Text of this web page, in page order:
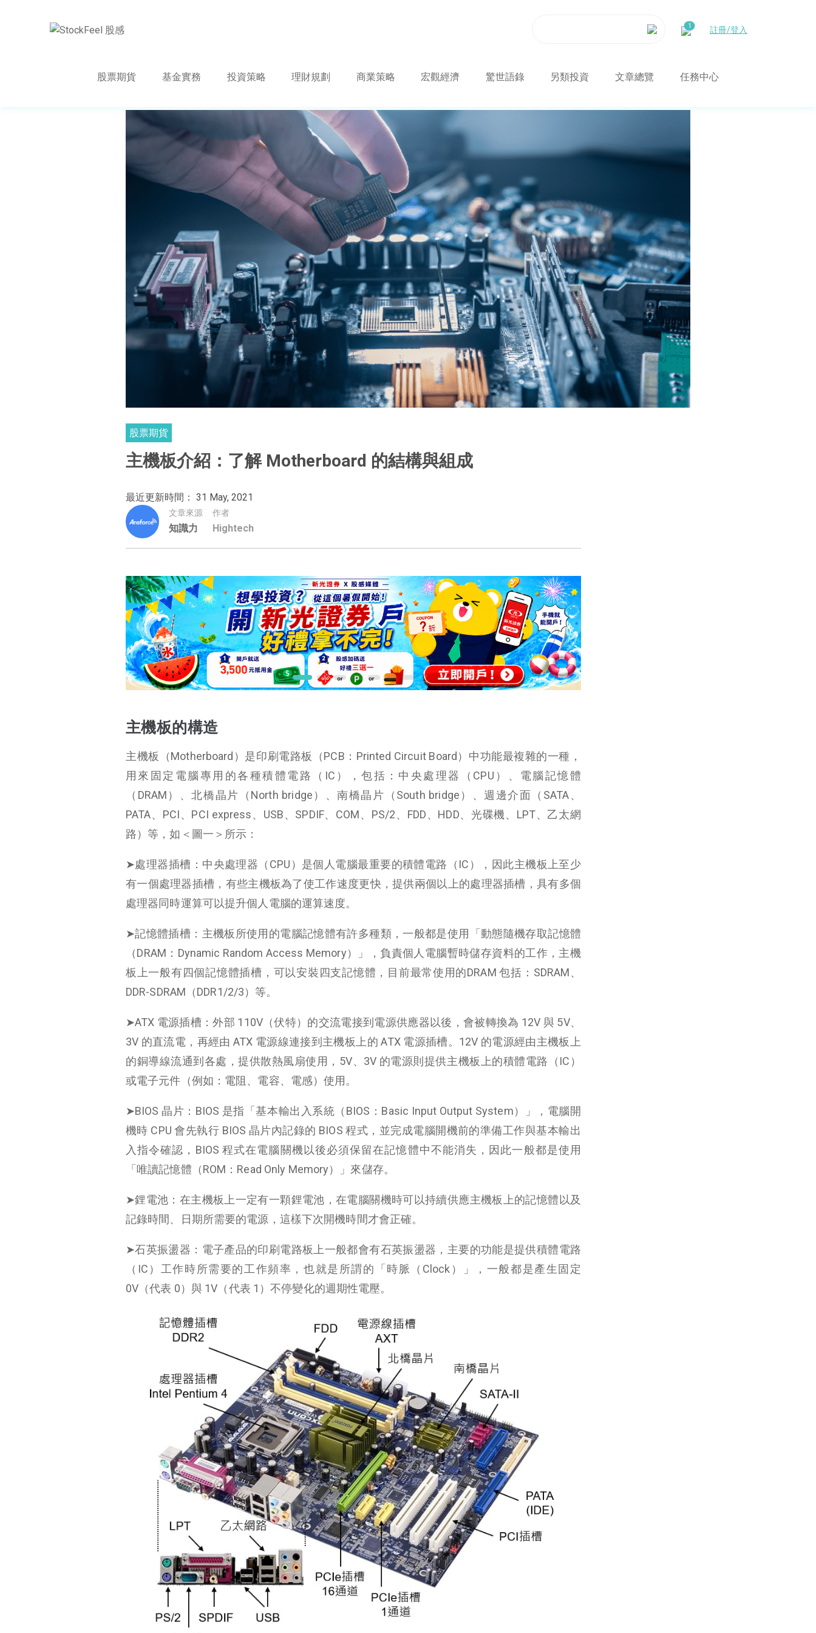
註冊/登入
股票期貨 基金實務 投資策略 理財規劃 商業策略 宏觀經濟 驚世語錄 另類投資 文章總覽 任務中心
股票期貨
主機板介紹：了解 Motherboard 的結構與組成
最近更新時間： 31 May, 2021
文章來源
知識力
作者
Hightech
主機板的構造
主機板（Motherboard）是印刷電路板（PCB：Printed Circuit Board）中功能最複雜的一種，
用來固定電腦專用的各種積體電路（IC），包括：中央處理器（CPU）、電腦記憶體
（DRAM）、北橋晶片（North bridge）、南橋晶片（South bridge）、週邊介面（SATA、
PATA、PCI、PCI express、USB、SPDIF、COM、PS/2、FDD、HDD、光碟機、LPT、乙太網
路）等，如＜圖一＞所示：
➤處理器插槽：中央處理器（CPU）是個人電腦最重要的積體電路（IC），因此主機板上至少
有一個處理器插槽，有些主機板為了使工作速度更快，提供兩個以上的處理器插槽，具有多個
處理器同時運算可以提升個人電腦的運算速度。
➤記憶體插槽：主機板所使用的電腦記憶體有許多種類，一般都是使用「動態隨機存取記憶體
（DRAM：Dynamic Random Access Memory）」，負責個人電腦暫時儲存資料的工作，主機
板上一般有四個記憶體插槽，可以安裝四支記憶體，目前最常使用的DRAM 包括：SDRAM、
DDR-SDRAM（DDR1/2/3）等。
➤ATX 電源插槽：外部 110V（伏特）的交流電接到電源供應器以後，會被轉換為 12V 與 5V、
3V 的直流電，再經由 ATX 電源線連接到主機板上的 ATX 電源插槽。12V 的電源經由主機板上
的銅導線流通到各處，提供散熱風扇使用，5V、3V 的電源則提供主機板上的積體電路（IC）
或電子元件（例如：電阻、電容、電感）使用。
➤BIOS 晶片：BIOS 是指「基本輸出入系統（BIOS：Basic Input Output System）」，電腦開
機時 CPU 會先執行 BIOS 晶片內記錄的 BIOS 程式，並完成電腦開機前的準備工作與基本輸出
入指令確認，BIOS 程式在電腦關機以後必須保留在記憶體中不能消失，因此一般都是使用
「唯讀記憶體（ROM：Read Only Memory）」來儲存。
➤鋰電池：在主機板上一定有一顆鋰電池，在電腦關機時可以持續供應主機板上的記憶體以及
記錄時間、日期所需要的電源，這樣下次開機時間才會正確。
➤石英振盪器：電子產品的印刷電路板上一般都會有石英振盪器，主要的功能是提供積體電路
（IC）工作時所需要的工作頻率，也就是所謂的「時脈（Clock）」，一般都是產生固定
0V（代表 0）與 1V（代表 1）不停變化的週期性電壓。